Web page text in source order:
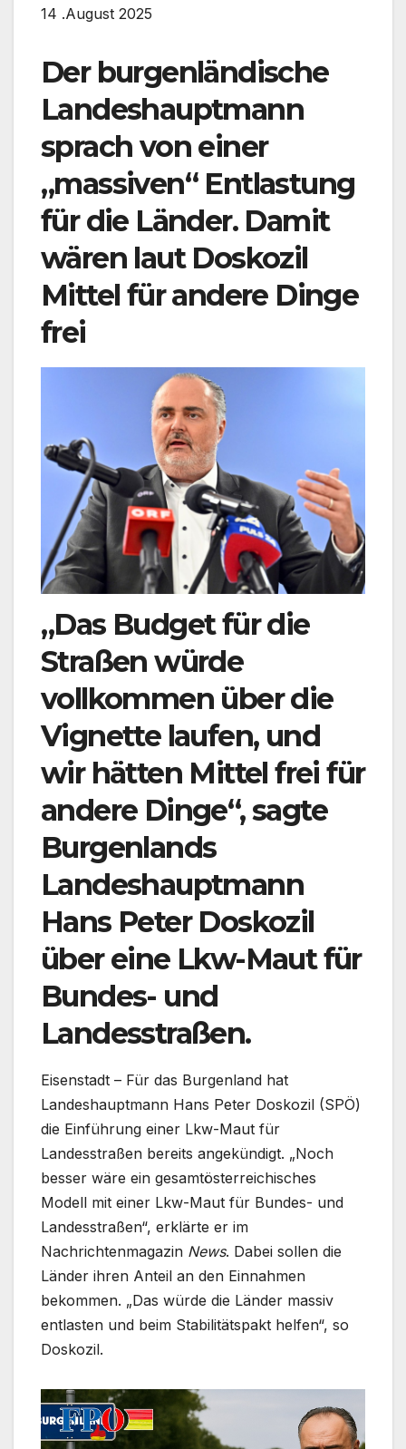
14 .August 2025
Der burgenländische
Landeshauptmann
sprach von einer
„massiven“ Entlastung
für die Länder. Damit
wären laut Doskozil
Mittel für andere Dinge
frei
„Das Budget für die
Straßen würde
vollkommen über die
Vignette laufen, und
wir hätten Mittel frei für
andere Dinge“, sagte
Burgenlands
Landeshauptmann
Hans Peter Doskozil
über eine Lkw-Maut für
Bundes- und
Landesstraßen.
Eisenstadt – Für das Burgenland hat
Landeshauptmann Hans Peter Doskozil (SPÖ)
die Einführung einer Lkw-Maut für
Landesstraßen bereits angekündigt. „Noch
besser wäre ein gesamtösterreichisches
Modell mit einer Lkw-Maut für Bundes- und
Landesstraßen“, erklärte er im
Nachrichtenmagazin News. Dabei sollen die
Länder ihren Anteil an den Einnahmen
bekommen. „Das würde die Länder massiv
entlasten und beim Stabilitätspakt helfen“, so
Doskozil.